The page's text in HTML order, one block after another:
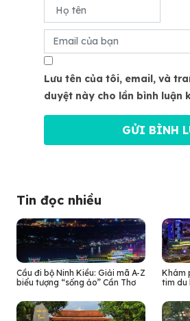
Lưu tên của tôi, email, và
duyệt này cho lần bình luận
Tin đọc nhiều
Cầu đi bộ Ninh Kiều: Giải mã A-Z
biểu tượng “sống ảo” Cần Thơ
Khám
tim du